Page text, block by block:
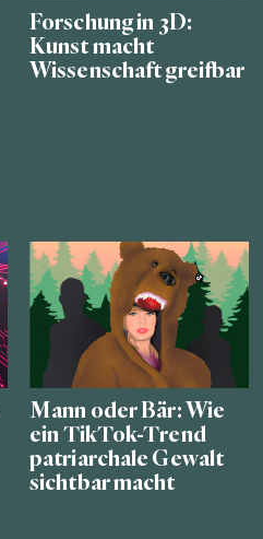
Forschung in 3D:
Kunst macht
Wissenschaft greifbar
Mann oder Bär: Wie
ein TikTok-Trend
patriarchale Gewalt
sichtbar macht